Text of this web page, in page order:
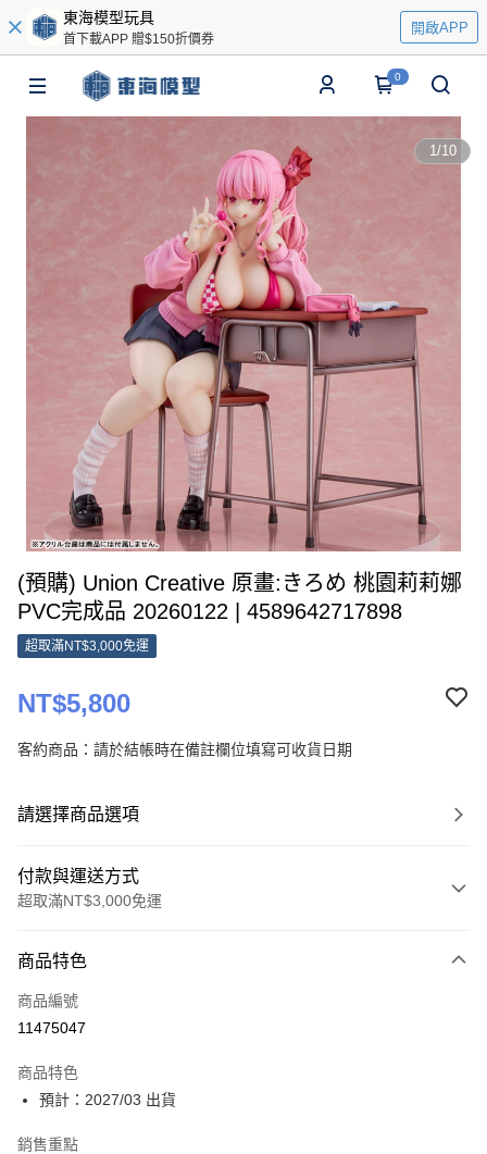
東海模型玩具
首下載APP 贈$150折價券
開啟APP
0
1/10
(預購) Union Creative 原畫:きろめ 桃園莉莉娜
PVC完成品 20260122 | 4589642717898
超取滿NT$3,000免運
NT$5,800
客約商品：請於結帳時在備註欄位填寫可收貨日期
請選擇商品選項
付款與運送方式
超取滿NT$3,000免運
信用卡一次付款
Apple Pay
相關說明
【大哥付你分期使用說明】
2.付款方式選擇「大哥付你分期」，訂單成立後會自動跳轉到大哥付的交易
商品特色
商品編號
11475047
商品特色
預計：2027/03 出貨
銷售重點